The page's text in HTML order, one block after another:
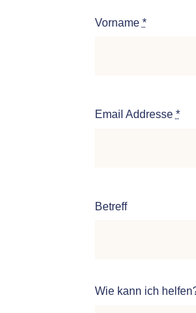
Vorname *
Email Addresse *
Betreff
Wie kann ich